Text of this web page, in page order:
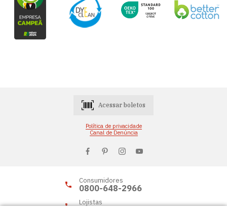
Acessar boletos
Política de privacidade
Canal de Denúncia
Consumidores
0800-648-2966
Lojistas